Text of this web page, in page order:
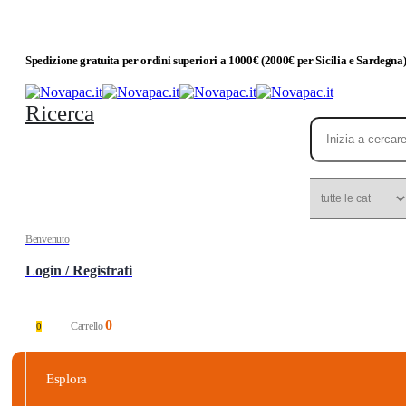
Spedizione gratuita per ordini superiori a 1000€ (2000€ per Sicilia e Sardegna)
Ricerca
Benvenuto
Login / Registrati
0 Carrello0
Esplora